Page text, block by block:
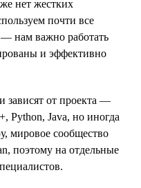
нет жестких
почти все
нам важно работать
и эффективно
зависят от проекта —
Python, Java, но иногда
мировое сообщество
поэтому на отдельные